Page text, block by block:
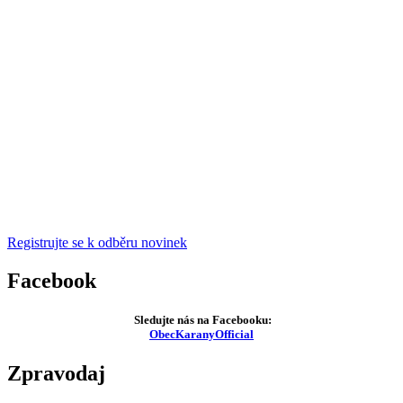
Registrujte se k odběru novinek
Facebook
Sledujte nás na Facebooku:
ObecKaranyOfficial
Zpravodaj